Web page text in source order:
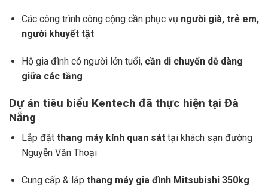
Các công trình công cộng cần phục vụ người già, trẻ em,
người khuyết tật
Hộ gia đình có người lớn tuổi, cần di chuyển dễ dàng
giữa các tầng
Dự án tiêu biểu Kentech đã thực hiện tại Đà
Nẵng
Lắp đặt thang máy kính quan sáttại khách sạn đường
Nguyễn Văn Thoại
Cung cấp & lắp thang máy gia đình Mitsubishi 350kg